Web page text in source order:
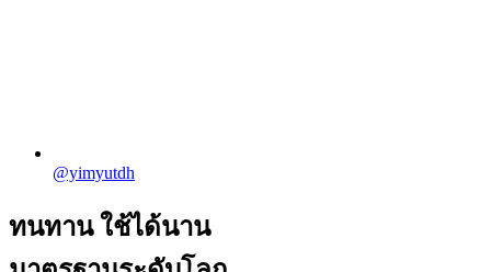
@yimyutdh
ทนทาน ใช้ได้นาน